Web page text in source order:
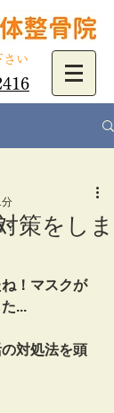
さい
？？策をしま
！マスクが
...
対処法を頭